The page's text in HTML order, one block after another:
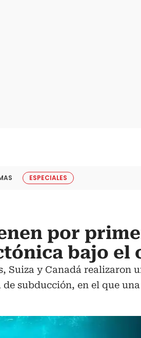
ESPECIALES
por
bajo el
Suiza y Canadá
subducción, en el que